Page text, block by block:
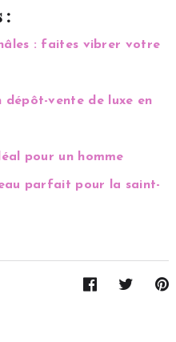
:
: faites vibrer votre
dépôt-vente de luxe en
pour un homme
parfait pour la saint-